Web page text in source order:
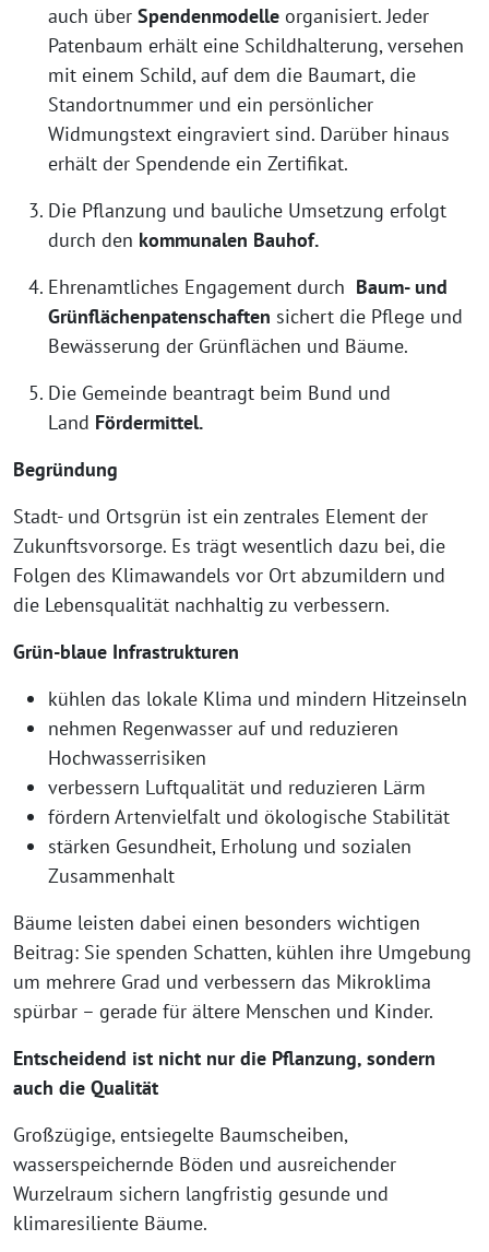
auch über Spendenmodelle organisiert. Jeder
Patenbaum erhält eine Schildhalterung, versehen
mit einem Schild, auf dem die Baumart, die
Standortnummer und ein persönlicher
Widmungstext eingraviert sind. Darüber hinaus
erhält der Spendende ein Zertifikat.
Die Pflanzung und bauliche Umsetzung erfolgt
durch den kommunalen Bauhof.
Ehrenamtliches Engagement durch Baum- und
Grünflächenpatenschaften sichert die Pflege und
Bewässerung der Grünflächen und Bäume.
Die Gemeinde beantragt beim Bund und
Land Fördermittel.
Begründung
Stadt- und Ortsgrün ist ein zentrales Element der
Zukunftsvorsorge. Es trägt wesentlich dazu bei, die
Folgen des Klimawandels vor Ort abzumildern und
die Lebensqualität nachhaltig zu verbessern.
Grün-blaue Infrastrukturen
kühlen das lokale Klima und mindern Hitzeinseln
nehmen Regenwasser auf und reduzieren
Hochwasserrisiken
verbessern Luftqualität und reduzieren Lärm
fördern Artenvielfalt und ökologische Stabilität
stärken Gesundheit, Erholung und sozialen
Zusammenhalt
Bäume leisten dabei einen besonders wichtigen
Beitrag: Sie spenden Schatten, kühlen ihre Umgebung
um mehrere Grad und verbessern das Mikroklima
spürbar – gerade für ältere Menschen und Kinder.
Entscheidend ist nicht nur die Pflanzung, sondern
auch die Qualität
Großzügige, entsiegelte Baumscheiben,
wasserspeichernde Böden und ausreichender
Wurzelraum sichern langfristig gesunde und
klimaresiliente Bäume.